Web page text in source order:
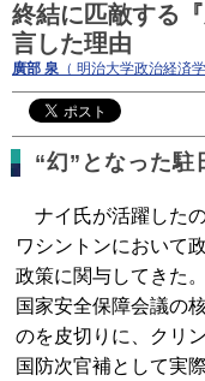
終結に匹敵する
言した理由
廣部 泉 （ 明治大学政治経済
“幻”となった駐
ナイ氏が活躍した
ワシントンにおいて
政策に関与してきた
国家安全保障会議の
のを皮切りに、クリ
国防次官補として実